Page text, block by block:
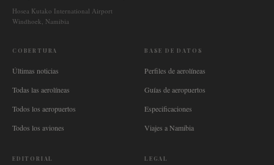
Hosea Kutako International Airport
Windhoek, Namibia
COBERTURA
Últimas noticias
Todas las aerolíneas
Todos los aeropuertos
Todos los aviones
BASE DE DATOS
Perfiles de aerolíneas
Guías de aeropuertos
Especificaciones
Viajes a Namibia
EDITORIAL LEGAL